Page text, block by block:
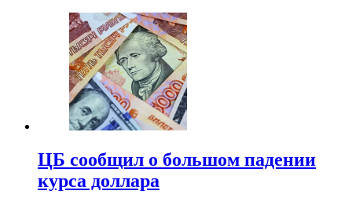
ЦБ сообщил о большом падении
курса доллара